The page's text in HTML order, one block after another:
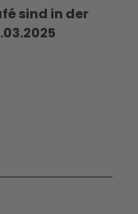
sind in der